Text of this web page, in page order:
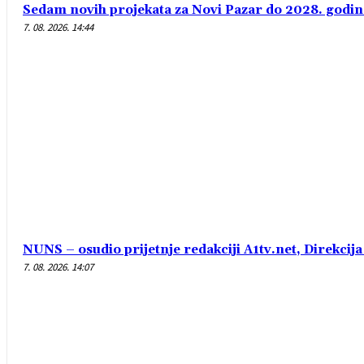
Sedam novih projekata za Novi Pazar do 2028.
7. 08. 2026. 14:44
NUNS – osudio prijetnje redakciji A1tv.net,
7. 08. 2026. 14:07